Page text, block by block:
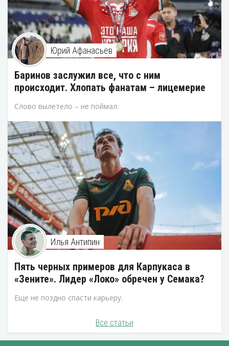
Юрий Афанасьев
Баринов заслужил все, что с ним
происходит. Хлопать фанатам – лицемерие
Слово вылетело – не поймал.
Илья Антипин
Пять черных примеров для Карпукаса в
«Зените». Лидер «Локо» обречен у Семака?
Еще не поздно спасти карьеру.
Все статьи